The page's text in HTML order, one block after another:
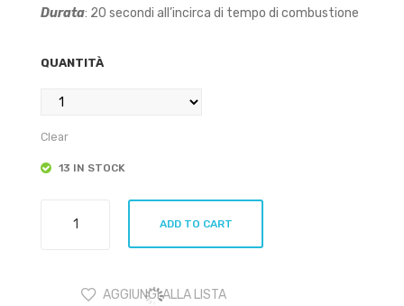
Durata: 20 secondi all’incirca di tempo di combustione
QUANTITÀ
Clear
13 IN STOCK
quantity
ADD TO CART
AGGIUNGI ALLA LISTA